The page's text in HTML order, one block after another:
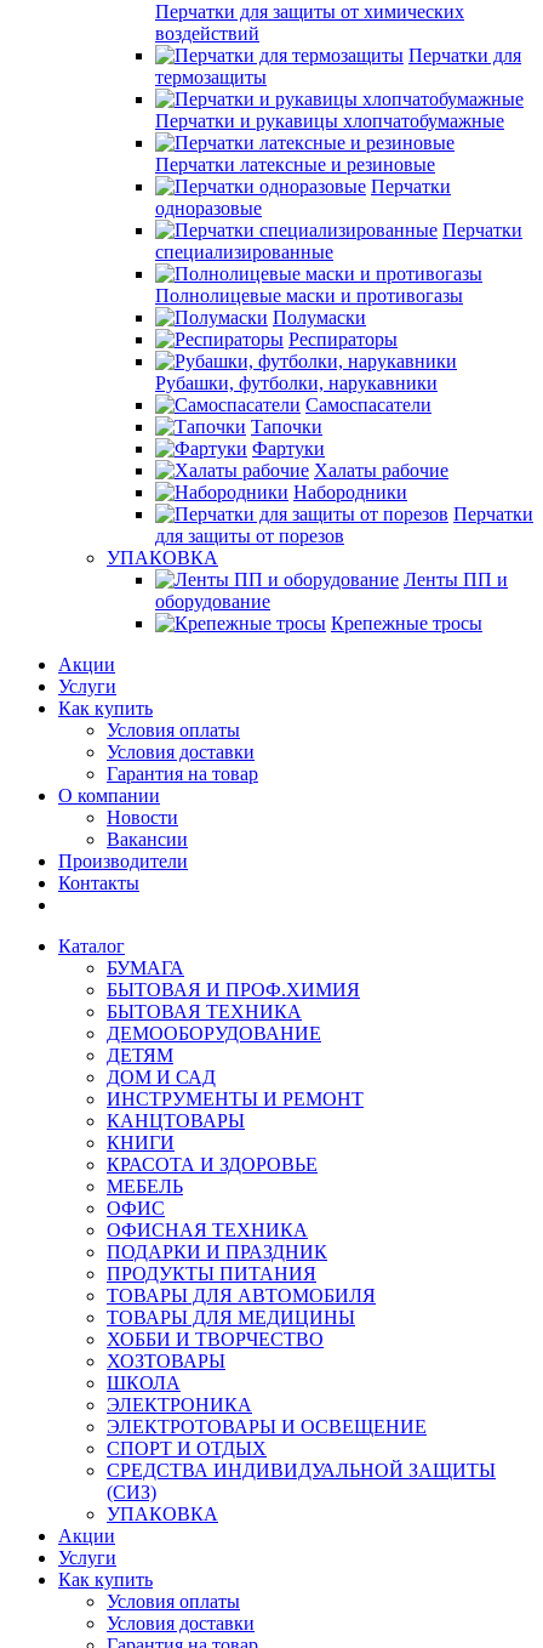
Перчатки для защиты от химических
воздействий
Перчатки для
термозащиты
Перчатки и рукавицы хлопчатобумажные
Перчатки латексные и резиновые
Перчатки
одноразовые
Перчатки
специализированные
Полнолицевые маски и противогазы
Полумаски
Респираторы
Рубашки, футболки, нарукавники
Самоспасатели
Тапочки
Фартуки
Халаты рабочие
Набородники
Перчатки
для защиты от порезов
УПАКОВКА
Ленты ПП и
оборудование
Крепежные тросы
Акции
Услуги
Как купить
Условия оплаты
Условия доставки
Гарантия на товар
О компании
Новости
Вакансии
Производители
Контакты
Каталог
БУМАГА
БЫТОВАЯ И ПРОФ.ХИМИЯ
БЫТОВАЯ ТЕХНИКА
ДЕМООБОРУДОВАНИЕ
ДЕТЯМ
ДОМ И САД
ИНСТРУМЕНТЫ И РЕМОНТ
КАНЦТОВАРЫ
КНИГИ
КРАСОТА И ЗДОРОВЬЕ
МЕБЕЛЬ
ОФИС
ОФИСНАЯ ТЕХНИКА
ПОДАРКИ И ПРАЗДНИК
ПРОДУКТЫ ПИТАНИЯ
ТОВАРЫ ДЛЯ АВТОМОБИЛЯ
ТОВАРЫ ДЛЯ МЕДИЦИНЫ
ХОББИ И ТВОРЧЕСТВО
ХОЗТОВАРЫ
ШКОЛА
ЭЛЕКТРОНИКА
ЭЛЕКТРОТОВАРЫ И ОСВЕЩЕНИЕ
СПОРТ И ОТДЫХ
СРЕДСТВА ИНДИВИДУАЛЬНОЙ ЗАЩИТЫ
(СИЗ)
УПАКОВКА
Акции
Услуги
Как купить
Условия оплаты
Условия доставки